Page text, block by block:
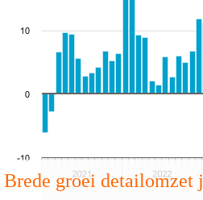
Brede groei detailomzet